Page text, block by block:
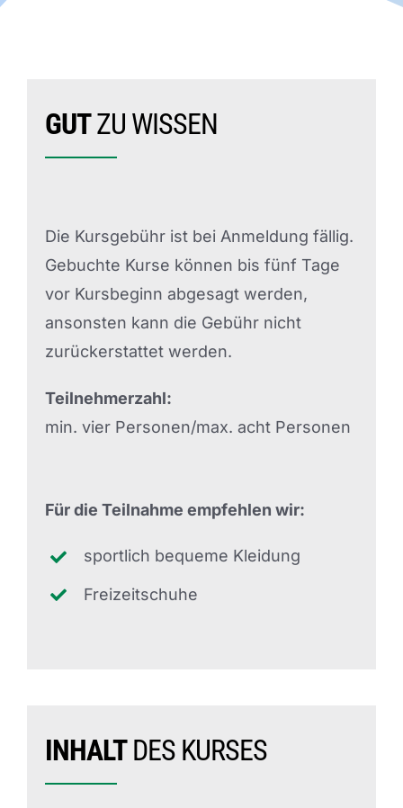
GUTZU WISSEN
Die Kursgebühr ist bei Anmeldung fällig.
Gebuchte Kurse können bis fünf Tage
vor Kursbeginn abgesagt werden,
ansonsten kann die Gebühr nicht
zurückerstattet werden.
Teilnehmerzahl:
min. vier Personen/max. acht Personen
Für die Teilnahme empfehlen wir:
sportlich bequeme Kleidung
Freizeitschuhe
INHALTDES KURSES